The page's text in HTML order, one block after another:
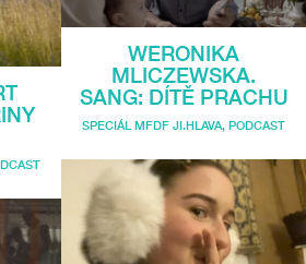
WERONIKA
MLICZEWSKA.
SANG: DÍTĚ PRACHU
SPECIÁL MFDF JI.HLAVA, PODCAST